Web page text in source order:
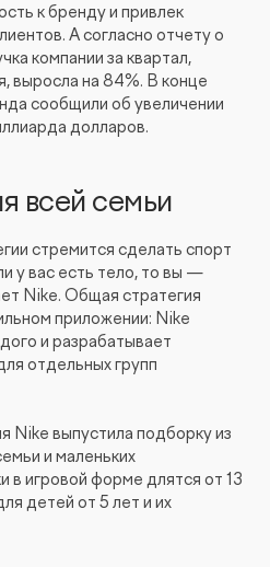
к бренду и привлек
А согласно отчету о
компании за квартал,
выросла на 84%. В конце
сообщили об увеличении
долларов.
всей семьи
стремится сделать спорт
у вас есть тело, то вы —
Nike. Общая стратегия
приложении: Nike
и разрабатывает
отдельных групп
Nike выпустила подборку из
и маленьких
в игровой форме длятся от 13
детей от 5 лет и их